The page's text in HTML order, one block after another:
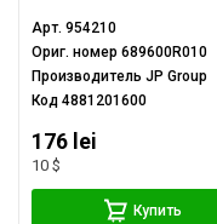
Арт.954210
Ориг. номер689600R010
ПроизводительJP Group
Код4881201600
176 lei
10 $
Купить